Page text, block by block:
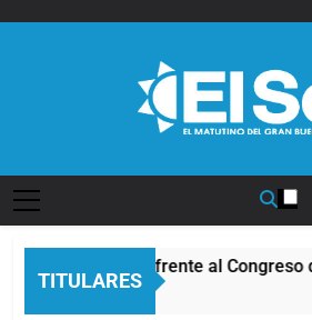
TITULARES
Incidentes frente al Congreso
4 Horas Atrás